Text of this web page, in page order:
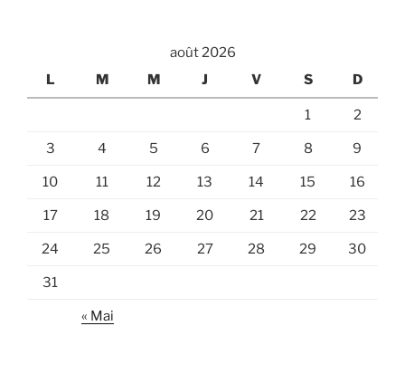
août 2026
L
M M J V S D
1 2
3 4 5 6 7 8 9
10 11 12 13 14 15 16
17 18 19 20 21 22 23
24 25 26 27 28 29 30
31
« Mai